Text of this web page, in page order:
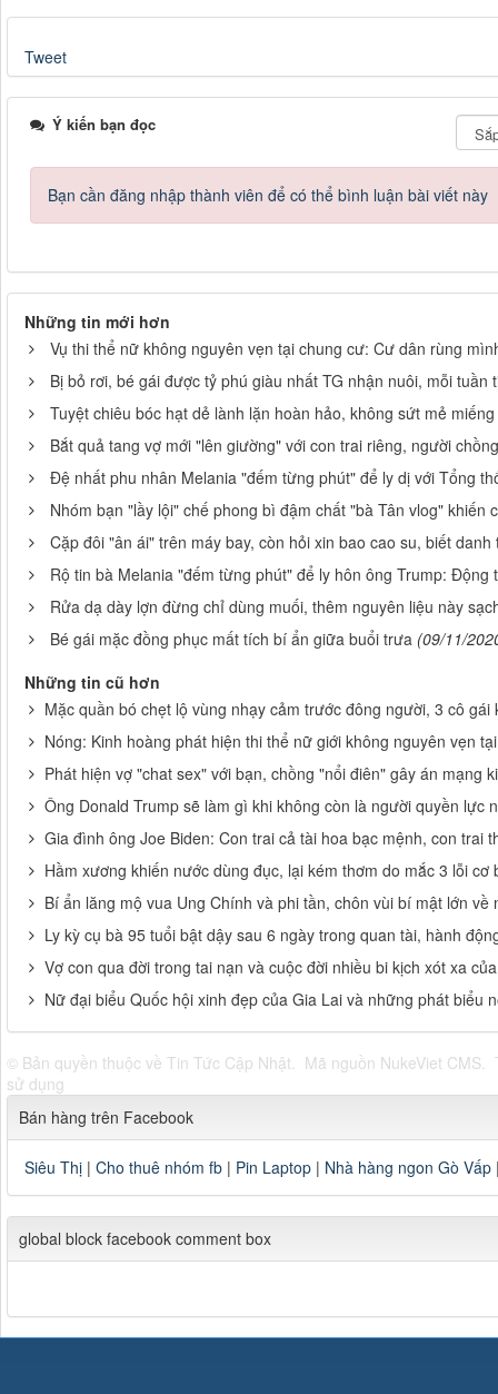
Tweet
Ý kiến bạn đọc
Bạn cần đăng nhập thành viên để có thể bình luận bài viết này
Những tin mới hơn
Vụ thi thể nữ không nguyên vẹn tại chung cư: Cư dân rùng
Bị bỏ rơi, bé gái được tỷ phú giàu nhất TG nhận nuôi, mỗi tuần
Tuyệt chiêu bóc hạt dẻ lành lặn hoàn hảo, không sứt mẻ
Bắt quả tang vợ mới "lên giường" với con trai riêng, người
Đệ nhất phu nhân Melania "đếm từng phút" để ly dị với Tổng
Nhóm bạn "lầy lội" chế phong bì đậm chất "bà Tân vlog" khiến
Cặp đôi "ân ái" trên máy bay, còn hỏi xin bao cao su, biết
Rộ tin bà Melania "đếm từng phút" để ly hôn ông Trump: Động
Rửa dạ dày lợn đừng chỉ dùng muối, thêm nguyên liệu này
Bé gái mặc đồng phục mất tích bí ẩn giữa buổi trưa (09/11/
Những tin cũ hơn
Mặc quần bó chẹt lộ vùng nhạy cảm trước đông người, 3 cô
Nóng: Kinh hoàng phát hiện thi thể nữ giới không nguyên vẹn
Phát hiện vợ "chat sex" với bạn, chồng "nổi điên" gây án mạng
Ông Donald Trump sẽ làm gì khi không còn là người quyền lực
Gia đình ông Joe Biden: Con trai cả tài hoa bạc mệnh, con trai
Hầm xương khiến nước dùng đục, lại kém thơm do mắc 3 lỗi cơ
Bí ẩn lăng mộ vua Ung Chính và phi tần, chôn vùi bí mật lớn về
Ly kỳ cụ bà 95 tuổi bật dậy sau 6 ngày trong quan tài, hành
Vợ con qua đời trong tai nạn và cuộc đời nhiều bi kịch xót xa
Nữ đại biểu Quốc hội xinh đẹp của Gia Lai và những phát biểu
© Bản quyền thuộc về Tin Tức Cập Nhật. Mã nguồn NukeViet CMS.
sử dụng
Bán hàng trên Facebook
Siêu Thị | Cho thuê nhóm fb | Pin Laptop | Nhà hàng ngon Gò Vấp
global block facebook comment box